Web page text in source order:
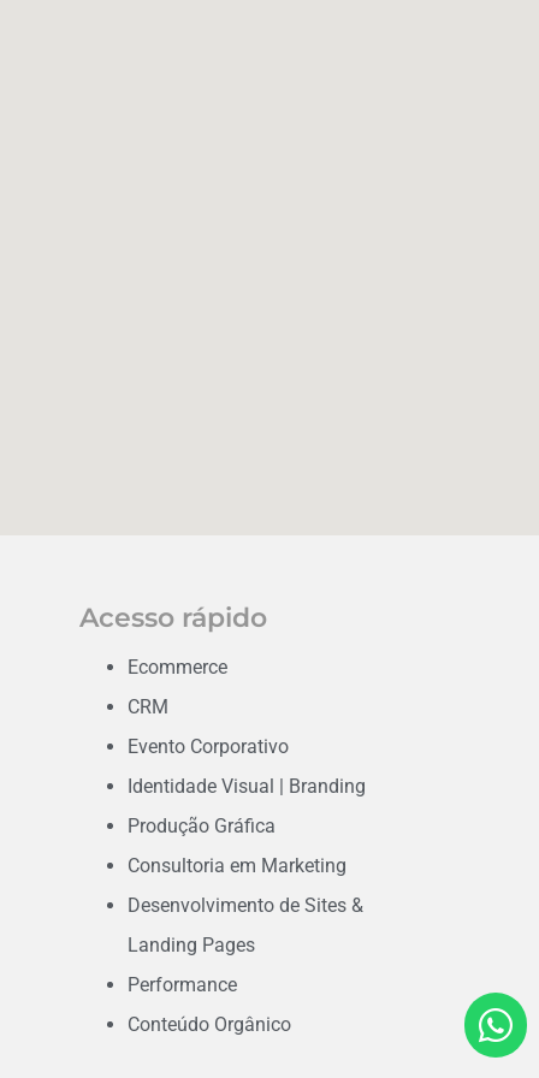
Acesso rápido
Ecommerce
CRM
Evento Corporativo
Identidade Visual | Branding
Produção Gráfica
Consultoria em Marketing
Desenvolvimento de Sites &
Landing Pages
Performance
Conteúdo Orgânico